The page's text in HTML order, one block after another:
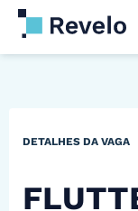
DETALHES DA VAGA